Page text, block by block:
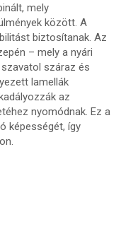
mely
között. A
biztosítanak. Az
– mely a nyári
száraz és
lamellák
az
nyomódnak. Ez a
képességét, így